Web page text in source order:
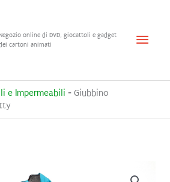
online di DVD, giocattoli e gadget
cartoni animati
Menu
e Impermeabili - Giubbino